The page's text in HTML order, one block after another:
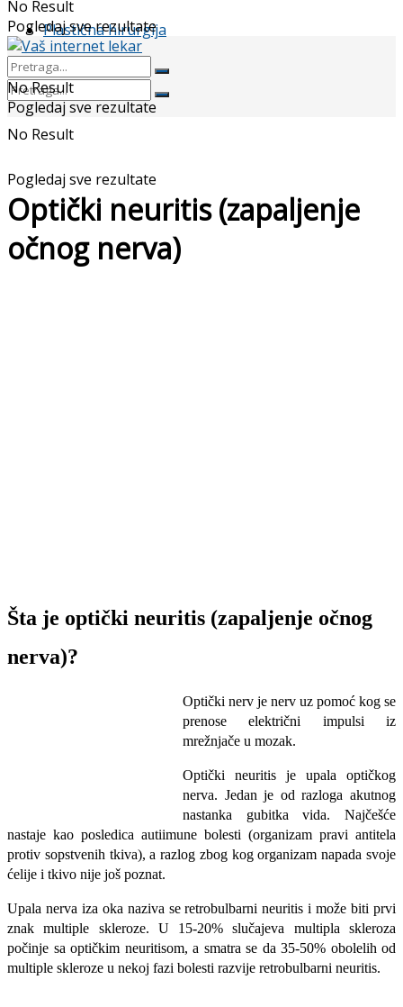
Plastična hirurgija
No Result
Pogledaj sve rezultate
No Result
Pogledaj sve rezultate
No Result
Pogledaj sve rezultate
Optički neuritis (zapaljenje
očnog nerva)
Šta je optički neuritis (zapaljenje očnog
nerva)?
Optički nerv je nerv uz pomoć kog se
prenose električni impulsi iz
mrežnjače u mozak.
Optički neuritis je upala optičkog
nerva. Jedan je od razloga akutnog
nastanka gubitka vida. Najčešće
nastaje kao posledica autiimune bolesti (organizam pravi antitela
protiv sopstvenih tkiva), a razlog zbog kog organizam napada svoje
ćelije i tkivo nije još poznat.
Upala nerva iza oka naziva se retrobulbarni neuritis i može biti prvi
znak multiple skleroze. U 15-20% slučajeva multipla skleroza
počinje sa optičkim neuritisom, a smatra se da 35-50% obolelih od
multiple skleroze u nekoj fazi bolesti razvije retrobulbarni neuritis.